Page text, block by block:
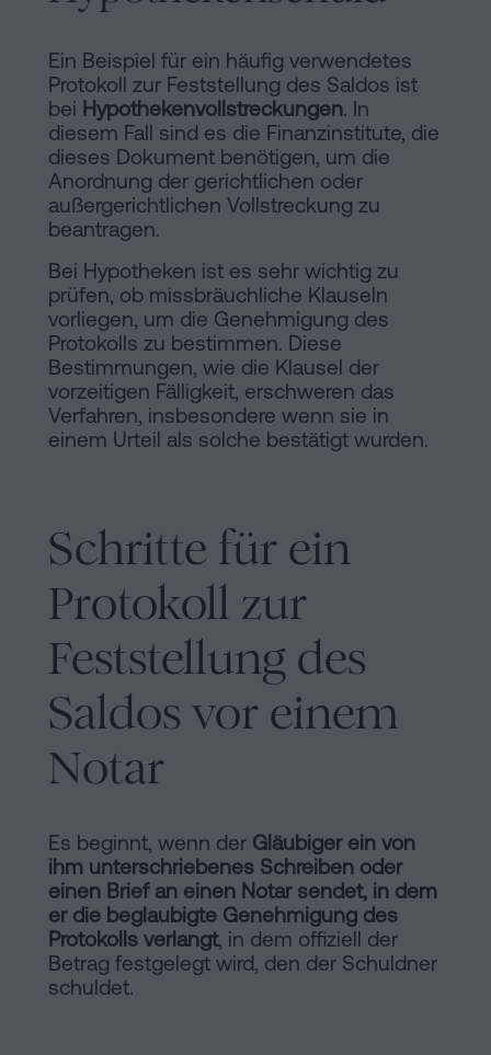
Ein Beispiel für ein häufig verwendetes
Protokoll zur Feststellung des Saldos ist
bei Hypothekenvollstreckungen. In
diesem Fall sind es die Finanzinstitute, die
dieses Dokument benötigen, um die
Anordnung der gerichtlichen oder
außergerichtlichen Vollstreckung zu
beantragen.
Bei Hypotheken ist es sehr wichtig zu
prüfen, ob missbräuchliche Klauseln
vorliegen, um die Genehmigung des
Protokolls zu bestimmen. Diese
Bestimmungen, wie die Klausel der
vorzeitigen Fälligkeit, erschweren das
Verfahren, insbesondere wenn sie in
einem Urteil als solche bestätigt wurden.
Schritte für ein
Protokoll zur
Feststellung des
Saldos vor einem
Notar
Es beginnt, wenn der Gläubiger ein von
ihm unterschriebenes Schreiben oder
einen Brief an einen Notar sendet, in dem
er die beglaubigte Genehmigung des
Protokolls verlangt, in dem offiziell der
Betrag festgelegt wird, den der Schuldner
schuldet.